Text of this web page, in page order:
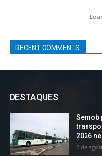
RECENT COMMENTS
DESTAQUES
Semob
2026
7 de